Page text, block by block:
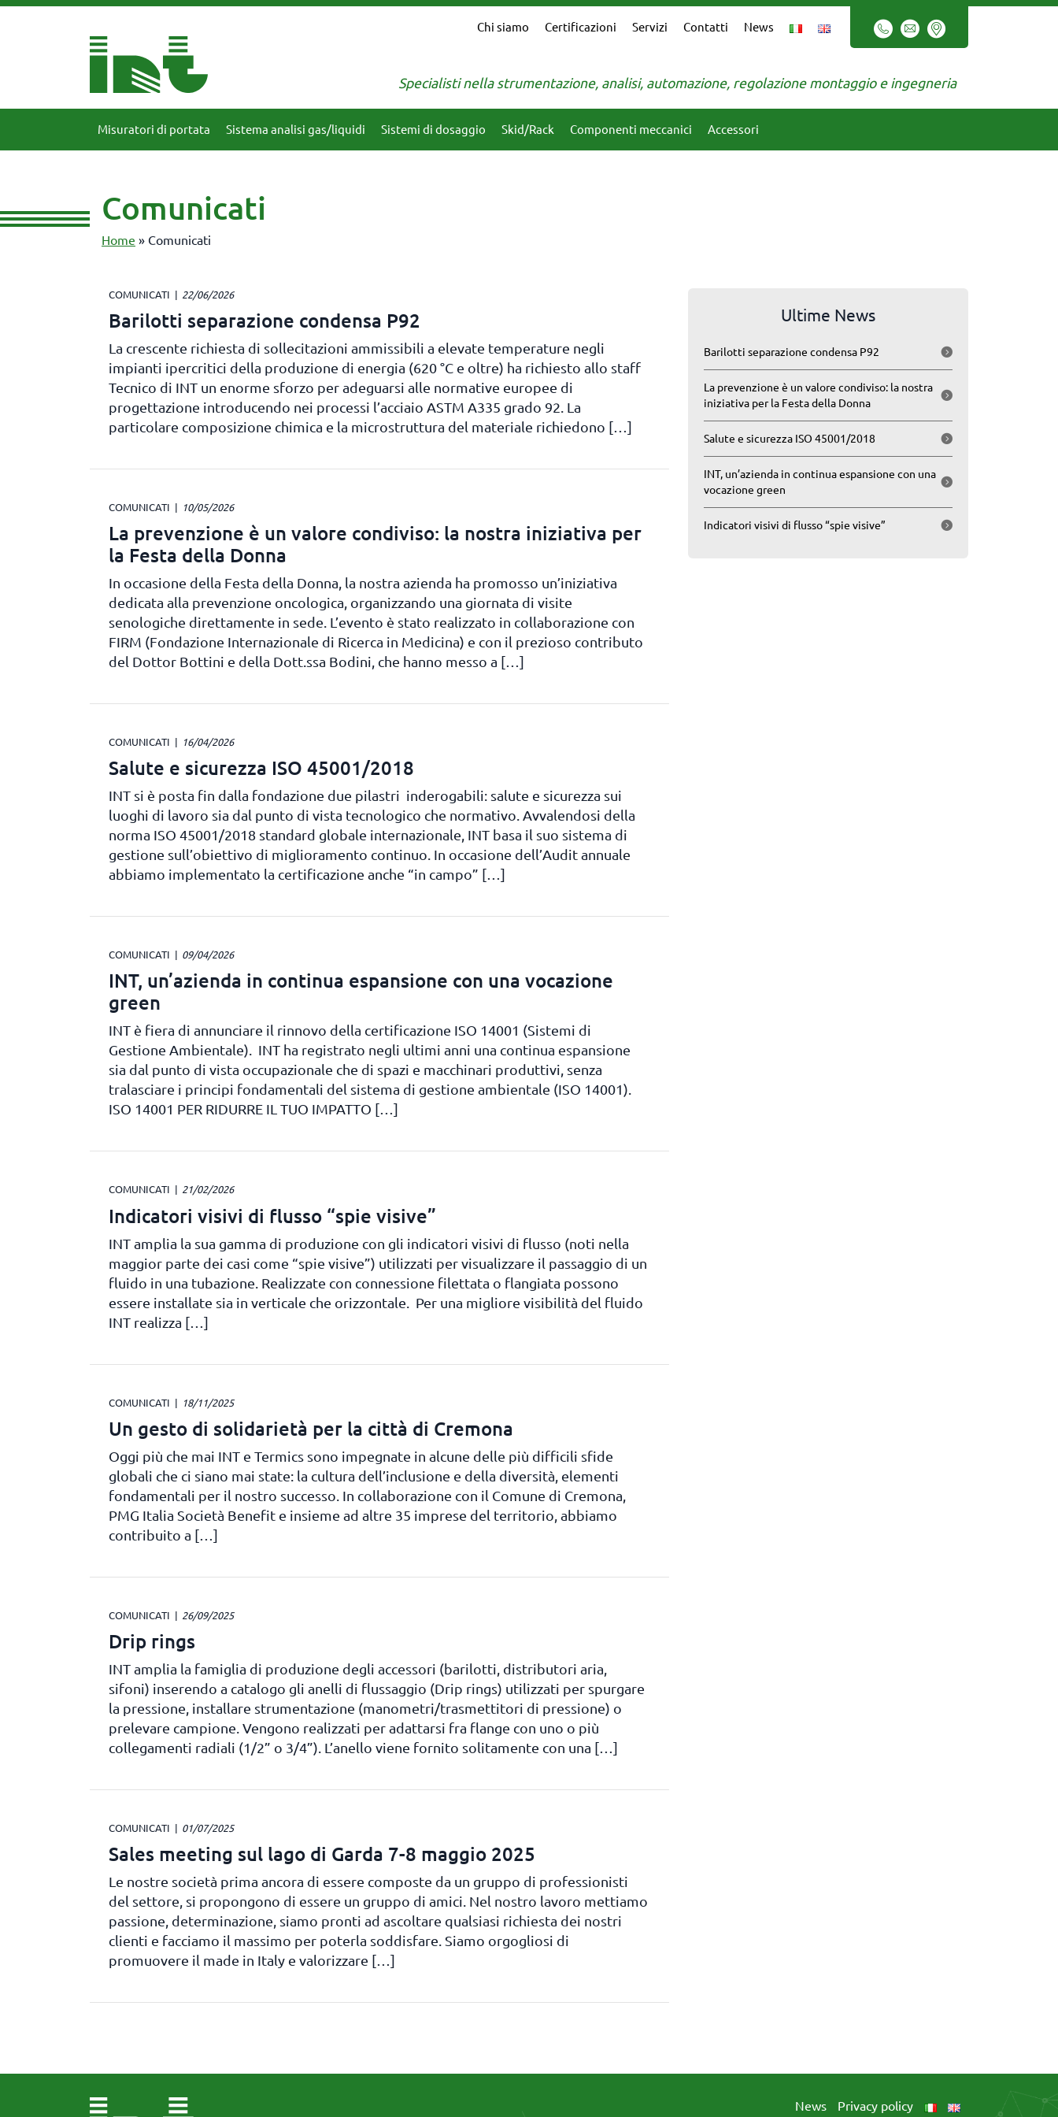
Chi siamo Certificazioni Servizi Contatti News
Specialisti nella strumentazione, analisi, automazione, regolazione montaggio e ingegneria
Misuratori di portata Sistema analisi gas/liquidi Sistemi di dosaggio Skid/Rack Componenti meccanici Accessori
Comunicati
Home » Comunicati
COMUNICATI 22/06/2026
Barilotti separazione condensa P92
La crescente richiesta di sollecitazioni ammissibili a elevate temperature negli
impianti ipercritici della produzione di energia (620 °C e oltre) ha richiesto allo staff
Tecnico di INT un enorme sforzo per adeguarsi alle normative europee di
progettazione introducendo nei processi l’acciaio ASTM A335 grado 92. La
particolare composizione chimica e la microstruttura del materiale richiedono […]
COMUNICATI 10/05/2026
La prevenzione è un valore condiviso: la nostra iniziativa per
la Festa della Donna
In occasione della Festa della Donna, la nostra azienda ha promosso un’iniziativa
dedicata alla prevenzione oncologica, organizzando una giornata di visite
senologiche direttamente in sede. L’evento è stato realizzato in collaborazione con
FIRM (Fondazione Internazionale di Ricerca in Medicina) e con il prezioso contributo
del Dottor Bottini e della Dott.ssa Bodini, che hanno messo a […]
COMUNICATI 16/04/2026
Salute e sicurezza ISO 45001/2018
INT si è posta fin dalla fondazione due pilastri inderogabili: salute e sicurezza sui
luoghi di lavoro sia dal punto di vista tecnologico che normativo. Avvalendosi della
norma ISO 45001/2018 standard globale internazionale, INT basa il suo sistema di
gestione sull’obiettivo di miglioramento continuo. In occasione dell’Audit annuale
abbiamo implementato la certificazione anche “in campo” […]
COMUNICATI 09/04/2026
INT, un’azienda in continua espansione con una vocazione
green
INT è fiera di annunciare il rinnovo della certificazione ISO 14001 (Sistemi di
Gestione Ambientale). INT ha registrato negli ultimi anni una continua espansione
sia dal punto di vista occupazionale che di spazi e macchinari produttivi, senza
tralasciare i principi fondamentali del sistema di gestione ambientale (ISO 14001).
ISO 14001 PER RIDURRE IL TUO IMPATTO […]
COMUNICATI 21/02/2026
Indicatori visivi di flusso “spie visive”
INT amplia la sua gamma di produzione con gli indicatori visivi di flusso (noti nella
maggior parte dei casi come “spie visive”) utilizzati per visualizzare il passaggio di un
fluido in una tubazione. Realizzate con connessione filettata o flangiata possono
essere installate sia in verticale che orizzontale. Per una migliore visibilità del fluido
INT realizza […]
COMUNICATI 18/11/2025
Un gesto di solidarietà per la città di Cremona
Oggi più che mai INT e Termics sono impegnate in alcune delle più difficili sfide
globali che ci siano mai state: la cultura dell’inclusione e della diversità, elementi
fondamentali per il nostro successo. In collaborazione con il Comune di Cremona,
PMG Italia Società Benefit e insieme ad altre 35 imprese del territorio, abbiamo
contribuito a […]
COMUNICATI 26/09/2025
Drip rings
INT amplia la famiglia di produzione degli accessori (barilotti, distributori aria,
sifoni) inserendo a catalogo gli anelli di flussaggio (Drip rings) utilizzati per spurgare
la pressione, installare strumentazione (manometri/trasmettitori di pressione) o
prelevare campione. Vengono realizzati per adattarsi fra flange con uno o più
collegamenti radiali (1/2” o 3/4”). L’anello viene fornito solitamente con una […]
COMUNICATI 01/07/2025
Sales meeting sul lago di Garda 7-8 maggio 2025
Le nostre società prima ancora di essere composte da un gruppo di professionisti
del settore, si propongono di essere un gruppo di amici. Nel nostro lavoro mettiamo
passione, determinazione, siamo pronti ad ascoltare qualsiasi richiesta dei nostri
clienti e facciamo il massimo per poterla soddisfare. Siamo orgogliosi di
promuovere il made in Italy e valorizzare […]
Ultime News
Barilotti separazione condensa P92
La prevenzione è un valore condiviso: la nostra
iniziativa per la Festa della Donna
Salute e sicurezza ISO 45001/2018
INT, un’azienda in continua espansione con una
vocazione green
Indicatori visivi di flusso “spie visive”
News Privacy policy